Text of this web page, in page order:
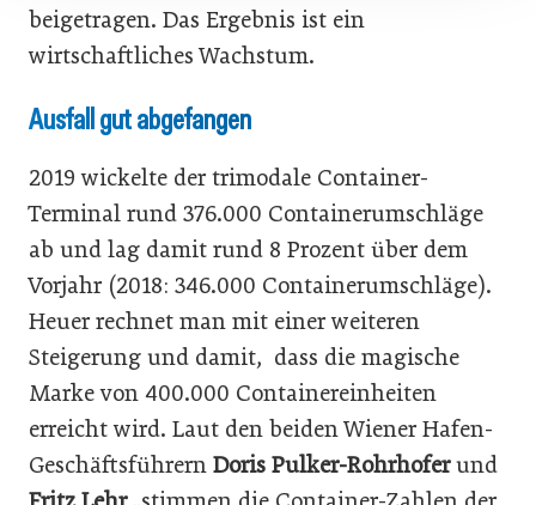
beigetragen. Das Ergebnis ist ein
wirtschaftliches Wachstum.
Ausfall gut abgefangen
2019 wickelte der trimodale Container-
Terminal rund 376.000 Containerumschläge
ab und lag damit rund 8 Prozent über dem
Vorjahr (2018: 346.000 Containerumschläge).
Heuer rechnet man mit einer weiteren
Steigerung und damit, dass die magische
Marke von 400.000 Containereinheiten
erreicht wird. Laut den beiden Wiener Hafen-
Geschäftsführern Doris Pulker-Rohrhoferund